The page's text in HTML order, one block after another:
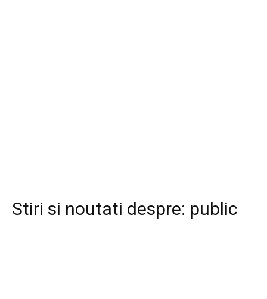
Stiri si noutati despre: public